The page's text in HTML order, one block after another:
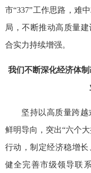
市“337”工作思路，难
局，不断推动高质量
合实力持续增强。
我们不断深化经济体
坚持以高质量跨
鲜明导向，突出“六个
行动，制定经济稳增长
健全完善市级领导联